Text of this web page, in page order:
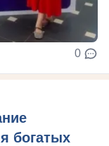
0
богатых